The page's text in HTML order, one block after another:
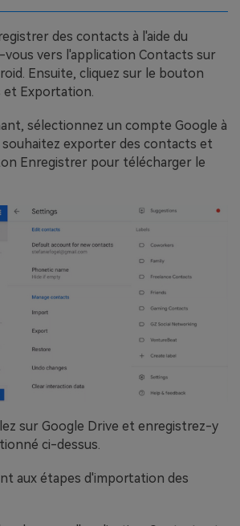
des contacts à l'aide du
vous vers l'application Contacts sur
Ensuite, cliquez sur le bouton
et Exportation.
sélectionnez un compte Google à
exporter des contacts et
Enregistrer pour télécharger le
sur Google Drive et enregistrez-y
ci-dessus.
aux étapes d'importation des